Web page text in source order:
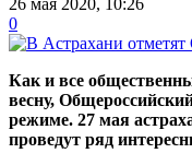
0
Как и все
весну,
режиме. 27 мая
проведут ряд